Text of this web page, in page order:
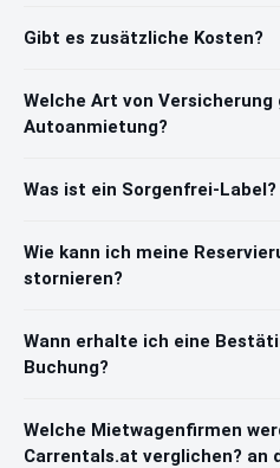
Gibt es zusätzliche Kosten?
Welche Art von
Autoanmietung?
Was ist ein Sorgenfrei-Label?
Wie kann ich meine
stornieren?
Wann erhalte ich eine
Buchung?
Welche Mietwagenfirmen
Carrentals.at verglichen? an